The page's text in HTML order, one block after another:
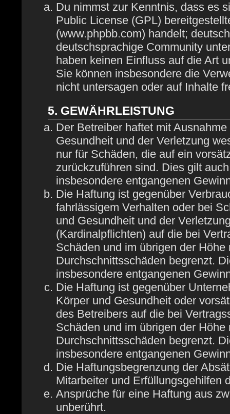
Du nimmst zur Kenntnis, dass es
Public License (GPL)
(www.phpbb.com) handelt;
deutschsprachige Community
haben keinen Einfluss auf die Art
Sie können insbesondere die
nicht untersagen oder auf Inhalte
5. GEWÄHRLEISTUNG
Der Betreiber haftet mit
Gesundheit und der Verletzung
nur für Schäden, die auf ein
zurückzuführen sind. Dies gilt
insbesondere entgangenen
Die Haftung ist gegenüber
fahrlässigem Verhalten oder bei
und Gesundheit und der
(Kardinalpflichten) auf die bei
Schäden und im übrigen der
Durchschnittsschäden begrenzt.
insbesondere entgangenen
Die Haftung ist gegenüber
Körper und Gesundheit oder
des Betreibers auf die bei
Schäden und im übrigen der
Durchschnittsschäden begrenzt.
insbesondere entgangenen
Die Haftungsbegrenzung der
Mitarbeiter und Erfüllungsgehilfen
Ansprüche für eine Haftung aus
unberührt.